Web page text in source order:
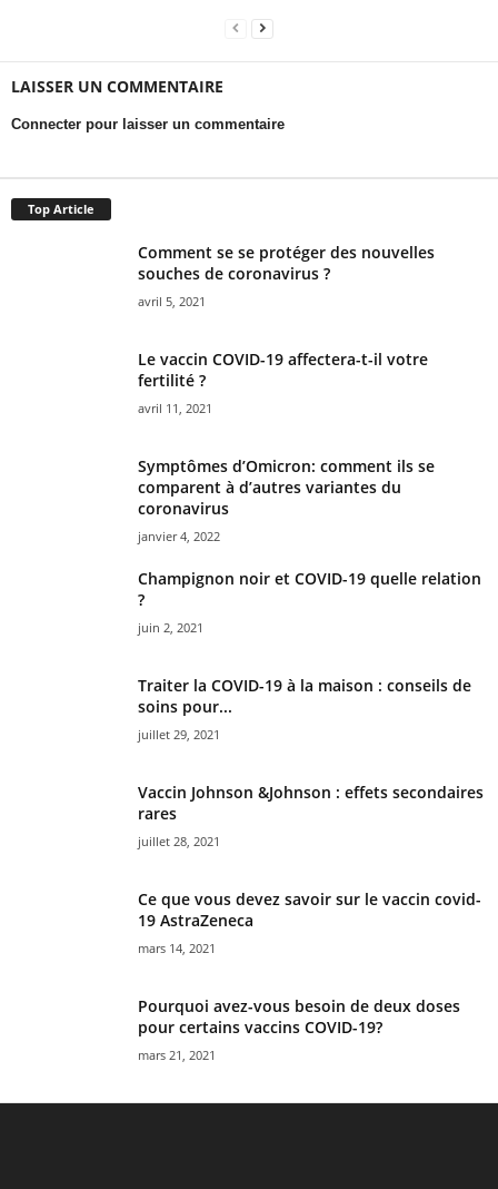
LAISSER UN COMMENTAIRE
Connecter pour laisser un commentaire
Top Article
Comment se se protéger des nouvelles
souches de coronavirus ?
avril 5, 2021
Le vaccin COVID-19 affectera-t-il votre
fertilité ?
avril 11, 2021
Symptômes d’Omicron: comment ils se
comparent à d’autres variantes du
coronavirus
janvier 4, 2022
Champignon noir et COVID-19 quelle relation
?
juin 2, 2021
Traiter la COVID-19 à la maison : conseils de
soins pour...
juillet 29, 2021
Vaccin Johnson &Johnson : effets secondaires
rares
juillet 28, 2021
Ce que vous devez savoir sur le vaccin covid-
19 AstraZeneca
mars 14, 2021
Pourquoi avez-vous besoin de deux doses
pour certains vaccins COVID-19?
mars 21, 2021